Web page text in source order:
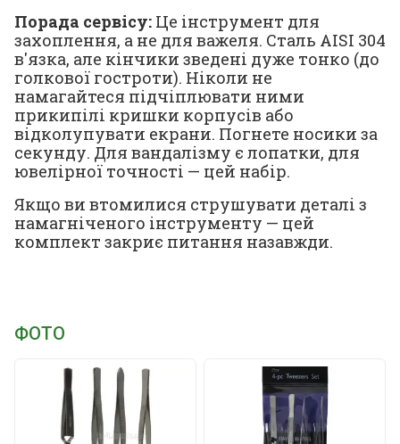
Порада сервісу: Це інструмент для
захоплення, а не для важеля. Сталь AISI 304
в'язка, але кінчики зведені дуже тонко (до
голкової гостроти). Ніколи не
намагайтеся підчіплювати ними
прикипілі кришки корпусів або
відколупувати екрани. Погнете носики за
секунду. Для вандалізму є лопатки, для
ювелірної точності — цей набір.
Якщо ви втомилися струшувати деталі з
намагніченого інструменту — цей
комплект закриє питання назавжди.
ФОТО